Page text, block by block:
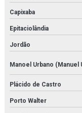
Serviço de instalação
Serviço de instalação
Serviço de limpeza
Serviço de
Capixaba
Epitaciolândia
Jordão
Manoel Urbano (Manuel
Plácido de Castro
Porto Walter